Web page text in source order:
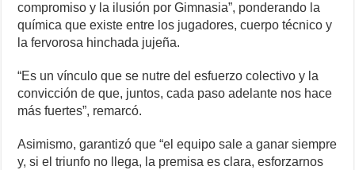
compromiso y la ilusión por Gimnasia”, ponderando la
química que existe entre los jugadores, cuerpo técnico y
la fervorosa hinchada jujeña.
“Es un vínculo que se nutre del esfuerzo colectivo y la
convicción de que, juntos, cada paso adelante nos hace
más fuertes”, remarcó.
Asimismo, garantizó que “el equipo sale a ganar siempre
y, si el triunfo no llega, la premisa es clara, esforzarnos